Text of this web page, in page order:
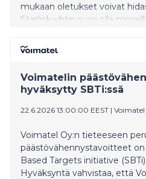
mukaan oletukset voivat
Starlink-yhteys voi olla
Voimatelin
hyväksytty SBTi:ssä
22.6.2026 13:00:00 EEST |
Voimatel Oy:n tieteeseen
päästövähennystavoitteet
Based Targets initiative
Hyväksyntä vahvistaa, että